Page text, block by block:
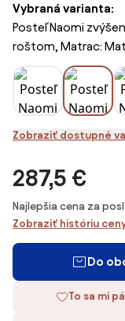
Vybraná varianta:
Posteľ Naomi
roštom, Matrac:
Zobraziť dostupné
287,5 €
Najlepšia cena za
Zobraziť históriu
Do
To sa mi